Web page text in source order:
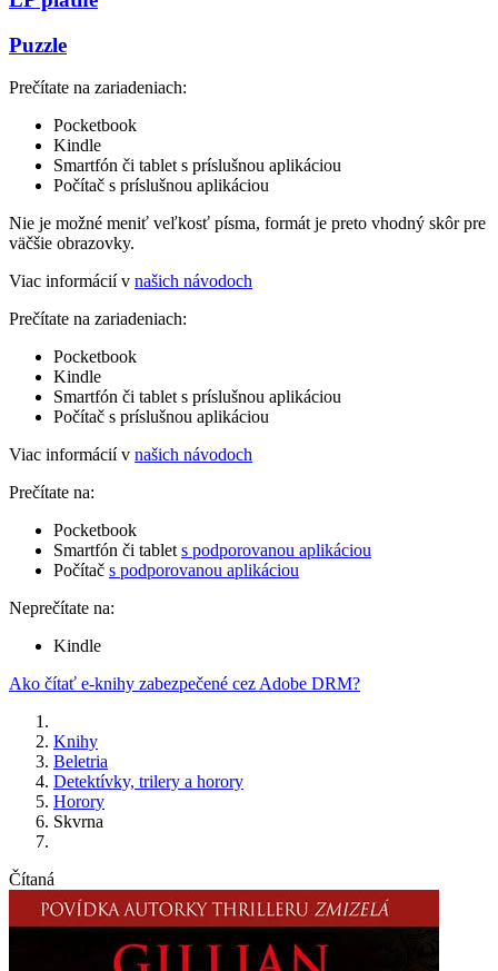
Puzzle
Prečítate na zariadeniach:
Pocketbook
Kindle
Smartfón či tablet s príslušnou aplikáciou
Počítač s príslušnou aplikáciou
Nie je možné meniť veľkosť písma, formát je preto vhodný skôr pre
väčšie obrazovky.
Viac informácií v našich návodoch
Prečítate na zariadeniach:
Pocketbook
Kindle
Smartfón či tablet s príslušnou aplikáciou
Počítač s príslušnou aplikáciou
Viac informácií v našich návodoch
Prečítate na:
Pocketbook
Smartfón či tablet s podporovanou aplikáciou
Počítač s podporovanou aplikáciou
Neprečítate na:
Kindle
Ako čítať e-knihy zabezpečené cez Adobe DRM?
Knihy
Beletria
Detektívky, trilery a horory
Horory
Skvrna
Čítaná